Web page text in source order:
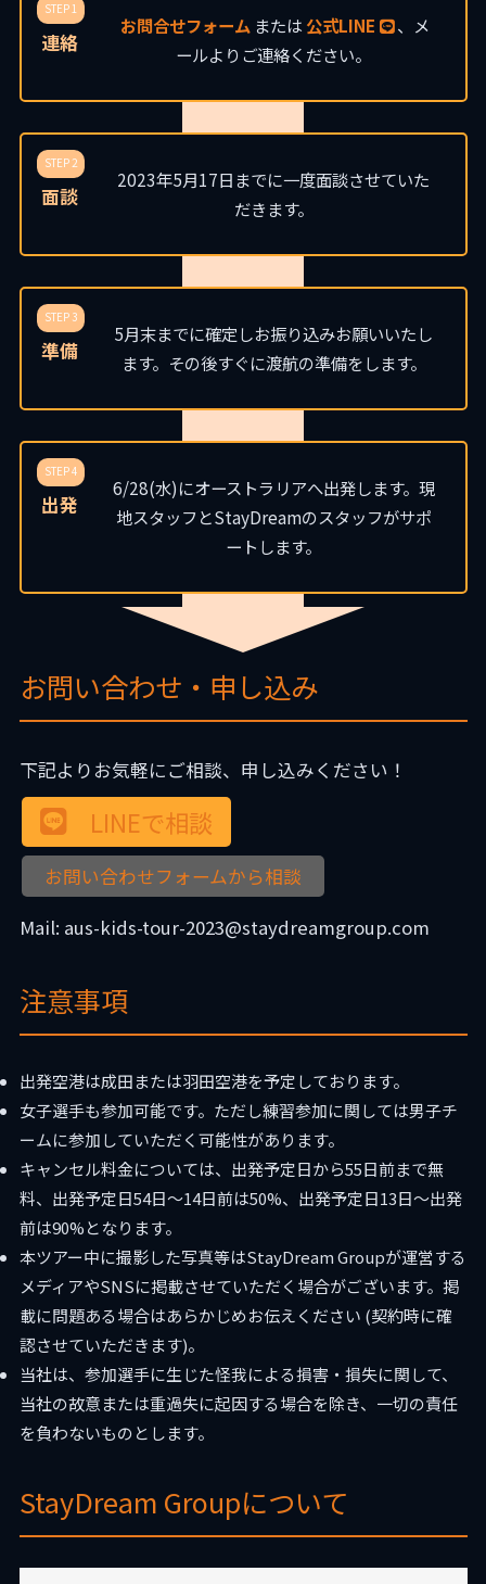
STEP 1
連絡
お問合せフォーム または 公式LINE
、メ
ールよりご連絡ください。
STEP 2
面談
2023年5月17日までに一度面談させていた
だきます。
STEP 3
準備
5月末までに確定しお振り込みお願いいたし
ます。その後すぐに渡航の準備をします。
STEP 4
出発
6/28(水)にオーストラリアへ出発します。現
地スタッフとStayDreamのスタッフがサポ
ートします。
お問い合わせ・申し込み
下記よりお気軽にご相談、申し込みください！
LINEで相談
お問い合わせフォームから相談
Mail: aus-kids-tour-2023@staydreamgroup.com
注意事項
出発空港は成田または羽田空港を予定しております。
女子選手も参加可能です。ただし練習参加に関しては男子チ
ームに参加していただく可能性があります。
キャンセル料金については、出発予定日から55日前まで無
料、出発予定日54日〜14日前は50%、出発予定日13日〜出発
前は90%となります。
本ツアー中に撮影した写真等はStayDream Groupが運営する
メディアやSNSに掲載させていただく場合がございます。掲
載に問題ある場合はあらかじめお伝えください (契約時に確
認させていただきます)。
当社は、参加選手に生じた怪我による損害・損失に関して、
当社の故意または重過失に起因する場合を除き、一切の責任
を負わないものとします。
StayDream Groupについて